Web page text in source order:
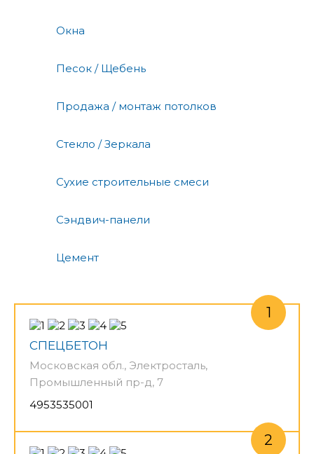
Окна
Песок / Щебень
Продажа / монтаж потолков
Стекло / Зеркала
Сухие строительные смеси
Сэндвич-панели
Цемент
СПЕЦБЕТОН
Московская обл., Электросталь,
Промышленный пр-д, 7
4953535001